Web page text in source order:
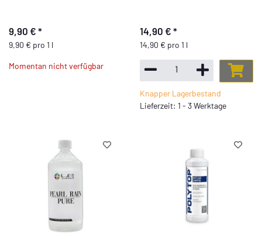
9,90 € *
9,90 € pro 1 l
Momentan nicht verfügbar
14,90 € *
14,90 € pro 1 l
Knapper Lagerbestand
Lieferzeit: 1 - 3 Werktage